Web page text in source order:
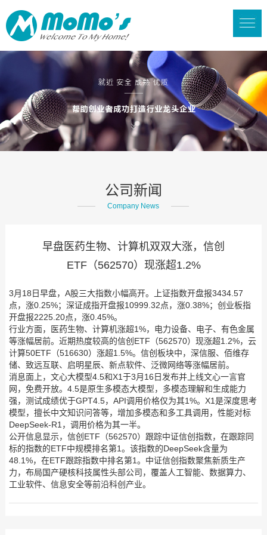
公司新闻
Company News
早盘医药生物、计算机双双大涨，信创
ETF（562570）现涨超1.2%
3月18日早盘，A股三大指数小幅高开。上证指数开盘报3434.57
点，涨0.25%；深证成指开盘报10999.32点，涨0.38%；创业板指
开盘报2225.20点，涨0.45%。
行业方面，医药生物、计算机涨超1%，电力设备、电子、有色金属
等涨幅居前。近期热度较高的信创ETF（562570）现涨超1.2%，云
计算50ETF（516630）涨超1.5%。信创板块中，深信服、佰维存
储、致远互联、启明星辰、新点软件、泛微网络等涨幅居前。
消息面上，文心大模型4.5和X1于3月16日发布并上线文心一言官
网，免费开放。4.5是原生多模态大模型，多模态理解和生成能力
强，测试成绩优于GPT4.5，API调用价格仅为其1%。X1是深度思考
模型，擅长中文知识问答等，增加多模态和多工具调用，性能对标
DeepSeek-R1，调用价格为其一半。
公开信息显示，信创ETF（562570）跟踪中证信创指数，在跟踪同
标的指数的ETF中规模排名第1。该指数的DeepSeek含量为
48.1%，在ETF跟踪指数中排名第1。中证信创指数聚焦新质生产
力，布局国产硬核科技属性头部公司，覆盖人工智能、数据算力、
工业软件、信息安全等前沿科创产业。